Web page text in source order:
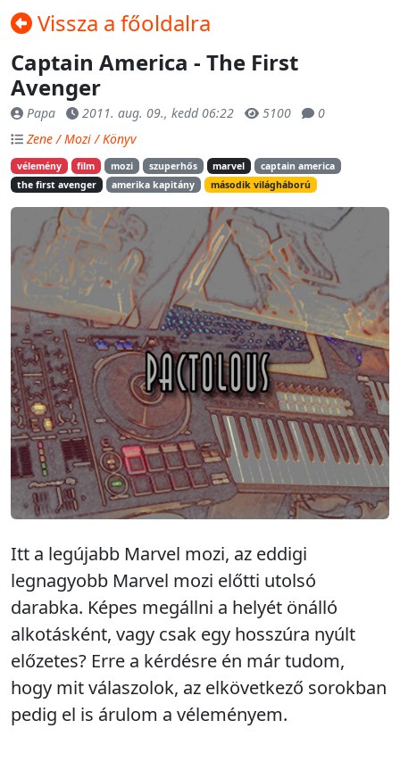
Vissza a főoldalra
Captain America - The First
Avenger
Papa 2011. aug. 09., kedd 06:22 5100
0
Zene / Mozi / Könyv
vélemény film mozi szuperhős marvel
captain america
the first avenger
amerika kapitány második világháború
Itt a legújabb Marvel mozi, az eddigi
legnagyobb Marvel mozi előtti utolsó
darabka. Képes megállni a helyét önálló
alkotásként, vagy csak egy hosszúra nyúlt
előzetes? Erre a kérdésre én már tudom,
hogy mit válaszolok, az elkövetkező sorokban
pedig el is árulom a véleményem.